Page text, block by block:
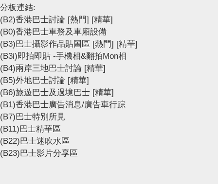
分板連結:
(B2)香港巴士討論 [熱門] [精華]
(B0)香港巴士車務及車廂設備
(B3)巴士攝影作品貼圖區 [熱門] [精華]
(B3i)即拍即貼 -手機相&翻拍Mon相
(B4)兩岸三地巴士討論 [精華]
(B5)外地巴士討論 [精華]
(B6)旅遊巴士及過境巴士 [精華]
(B1)香港巴士廣告消息/廣告車行踪
(B7)巴士特別所見
(B11)巴士精華區
(B22)巴士迷吹水區
(B23)巴士影片分享區